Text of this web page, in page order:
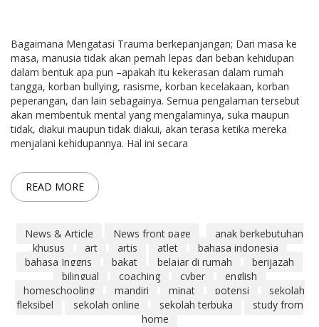
Bagaimana Mengatasi Trauma berkepanjangan; Dari masa ke
masa, manusia tidak akan pernah lepas dari beban kehidupan
dalam bentuk apa pun –apakah itu kekerasan dalam rumah
tangga, korban bullying, rasisme, korban kecelakaan, korban
peperangan, dan lain sebagainya. Semua pengalaman tersebut
akan membentuk mental yang mengalaminya, suka maupun
tidak, diakui maupun tidak diakui, akan terasa ketika mereka
menjalani kehidupannya. Hal ini secara
READ MORE
News & Article News front page
anak berkebutuhan
khusus
art artis atlet
bahasa indonesia
bahasa Inggris
bakat belajar di rumah
berijazah
bilingual
coaching cyber
english
homeschooling
mandiri minat potensi
sekolah
fleksibel
sekolah online sekolah terbuka
study from
home